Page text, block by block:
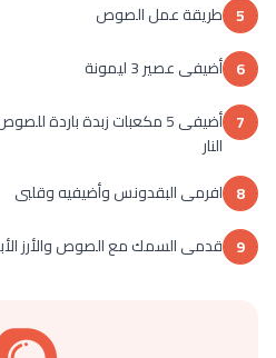
5 طريقة عمل الصوص
6 أضيفى عصير 3 ليمونة
7
أضيفى 5 مكعبات زبدة باردة
النار
8 افرمى البقدونس وأضيفيه وقلبى
9 قدمى السمك مع الصوص والأرز